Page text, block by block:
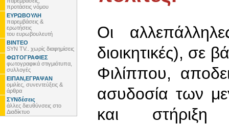
προτάσεις νόμου
ΕΥΡΩΒΟΥΛΗ
παρεμβάσεις &
ερωτήσεις
του ευρωβουλευτή
ΒΙΝΤΕΟ
SYN TV.. χωρίς διαφημίσεις
ΦΩΤΟΓΡΑΦΙΕΣ
φωτογραφικά στιγμιότυπα,
συλλογές
ΕΙΠΑΝ,ΕΓΡΑΨΑΝ
ομιλίες, συνεντεύξεις &
άρθρα
ΣΥΝδέσεις
άλλες διευθύνσεις στο
Διαδίκτυο
Οι
διοικητικές), σε
Φιλίππου,
ασυδοσία των
και